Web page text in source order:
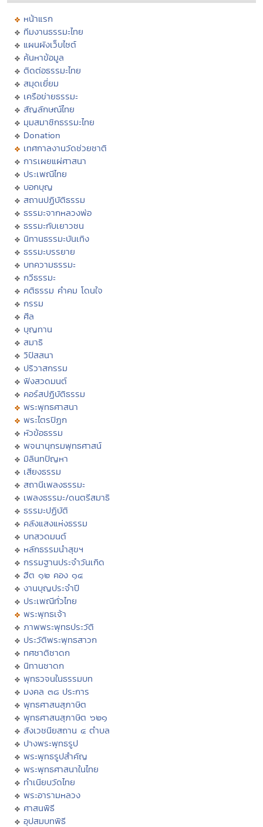
หน้าแรก
ทีมงานธรรมะไทย
แผนผังเว็บไซต์
ค้นหาข้อมูล
ติดต่อธรรมะไทย
สมุดเยี่ยม
เครือข่ายธรรมะ
สัญลักษณ์ไทย
มุมสมาชิกธรรมะไทย
Donation
เทศกาลงานวัดช่วยชาติ
การเผยแผ่ศาสนา
ประเพณีไทย
บอกบุญ
สถานปฏิบัติธรรม
ธรรมะจากหลวงพ่อ
ธรรมะกับเยาวชน
นิทานธรรมะบันเทิง
ธรรมะบรรยาย
บทความธรรมะ
กวีธรรมะ
คติธรรม คำคม โดนใจ
กรรม
ศีล
บุญทาน
สมาธิ
วิปัสสนา
ปริวาสกรรม
ฟังสวดมนต์
คอร์สปฏิบัติธรรม
พระพุทธศาสนา
พระไตรปิฏก
หัวข้อธรรม
พจนานุกรมพุทธศาสน์
มิลินทปัญหา
เสียงธรรม
สถานีเพลงธรรมะ
เพลงธรรมะ/ดนตรีสมาธิ
ธรรมะปฏิบัติ
คลังแสงแห่งธรรม
บทสวดมนต์
หลักธรรมนำสุขฯ
กรรมฐานประจำวันเกิด
ฮีต ๑๒ คอง ๑๔
งานบุญประจำปี
ประเพณีทั่วไทย
พระพุทธเจ้า
ภาพพระพุทธประวัติ
ประวัติพระพุทธสาวก
ทศชาติชาดก
นิทานชาดก
พุทธวจนในธรรมบท
มงคล ๓๘ ประการ
พุทธศาสนสุภาษิต
พุทธศาสนสุภาษิต ๖๒๑
สังเวชนียสถาน ๔ ตำบล
ปางพระพุทธรูป
พระพุทธรูปสำคัญ
พระพุทธศาสนาในไทย
ทำเนียบวัดไทย
พระอารามหลวง
ศาสนพิธี
อุปสมบทพิธี